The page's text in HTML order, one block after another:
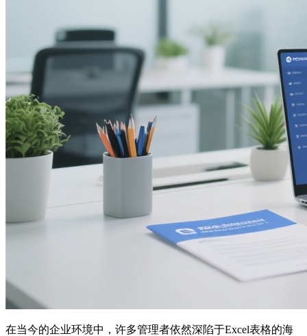
在当今的企业环境中，许多管理者依然深陷于Excel表格的海